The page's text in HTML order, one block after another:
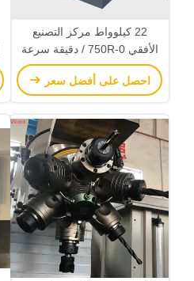
22 كيلوواط مركز التصنيع
الأفقي 0-750R / دقيقة سرعة
محور الطحن
احصل على أفضل سعر